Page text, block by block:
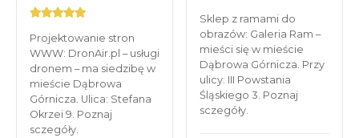
Projektowanie stron
WWW: DronAir.pl – usługi
dronem – ma siedzibę w
mieście Dąbrowa
Górnicza. Ulica: Stefana
Okrzei 9. Poznaj
sczegóły.
Sklep z ramami do
obrazów: Galeria Ram –
mieści się w mieście
Dąbrowa Górnicza. Przy
ulicy: III Powstania
Śląskiego 3. Poznaj
sczegóły.